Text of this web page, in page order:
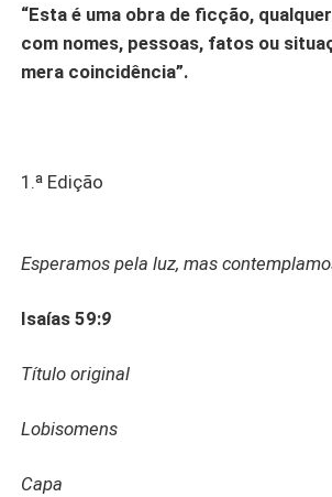
“Esta é uma obra de ficção,
com nomes, pessoas, fatos ou
mera coincidência”.
1.ª Edição
Esperamos pela luz, mas
Isaías 59:9
Título original
Lobisomens
Capa